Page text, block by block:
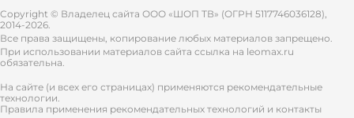
Copyright © Владелец сайта ООО «ШОП ТВ» (ОГРН 5117746036128),
2014-2026.
Все права защищены, копирование любых материалов запрещено.
При использовании материалов сайта ссылка на leomax.ru
обязательна.
На сайте (и всех его страницах) применяются рекомендательные
технологии.
Правила применения рекомендательных технологий и контакты